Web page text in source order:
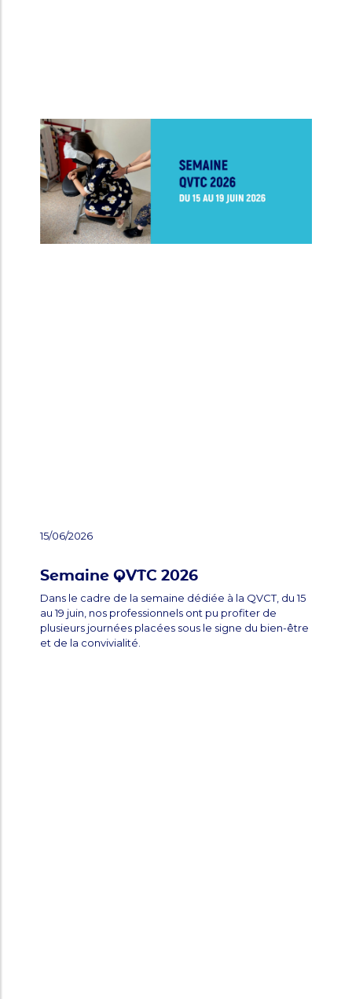
15/06/2026
Semaine QVTC 2026
Dans le cadre de la semaine dédiée à la QVCT, du 15
au 19 juin, nos professionnels ont pu profiter de
plusieurs journées placées sous le signe du bien-être
et de la convivialité.